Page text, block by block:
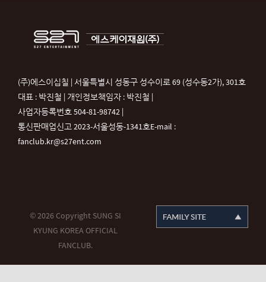
(주)에스이십칠 | 서울특별시 성동구 성수이로 69 (성수동2가), 301호
대표 : 박진철 | 개인정보책임자 : 박진철 |
사업자등록번호 504-81-98742 |
통신판매업신고 2023-서울성동-1341호E-mail :
fanclub.kr@s27ent.com
© 2026 Copyright SUNG SI
KYUNG KOREA OFFICIAL
FANCLUB.